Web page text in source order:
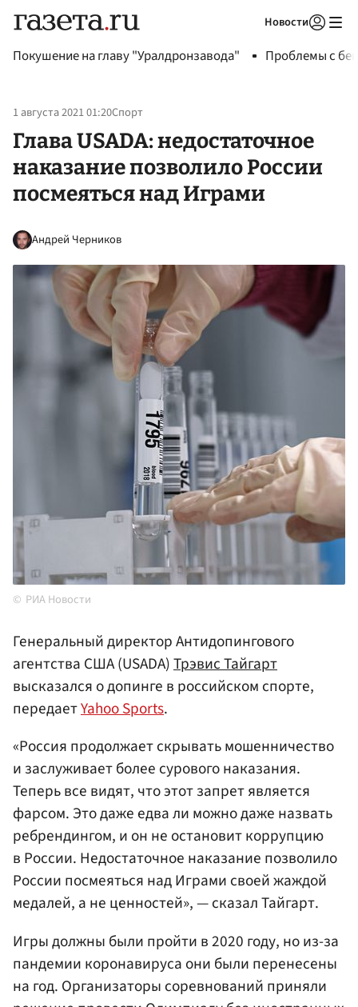
Новости
Покушение на главу "Уралдронзавода" Проблемы с
1 августа 2021 01:20Спорт
Глава USADA: недостаточное
наказание позволило России
посмеяться над Играми
Андрей Черников
РИА Новости
Генеральный директор Антидопингового
агентства США (USADA)Трэвис Тайгарт
высказался о допинге в российском спорте,
передаетYahoo Sports.
«Россия продолжает скрывать мошенничество
и заслуживает более сурового наказания.
Теперь все видят, что этот запрет является
фарсом. Это даже едва ли можно даже назвать
ребрендингом, и он не остановит коррупцию
в России. Недостаточное наказание позволило
России посмеяться над Играми своей жаждой
медалей, а не ценностей», — сказал Тайгарт.
Игры должны были пройти в 2020 году, но из-за
пандемии коронавируса они были перенесены
на год. Организаторы соревнований приняли